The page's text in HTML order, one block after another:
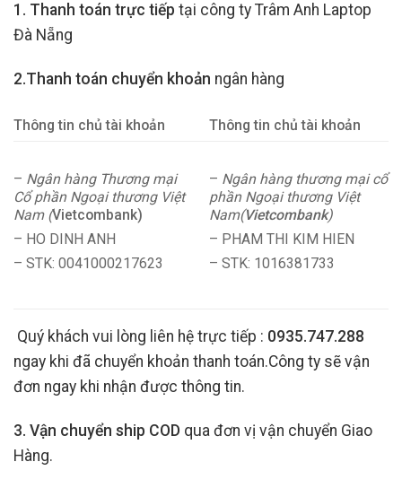
1. Thanh toán trực tiếp tại công ty Trâm Anh Laptop
Đà Nẵng
2.Thanh toán chuyển khoản ngân hàng
Thông tin chủ tài khoản Thông tin chủ tài khoản
– Ngân hàng Thương mại
Cổ phần Ngoại thương Việt
Nam (Vietcombank)
– HO DINH ANH
– STK: 0041000217623
– Ngân hàng thương mại cổ
phần Ngoại thương Việt
Nam(Vietcombank)
– PHAM THI KIM HIEN
– STK: 1016381733
Quý khách vui lòng liên hệ trực tiếp : 0935.747.288
ngay khi đã chuyển khoản thanh toán.Công ty sẽ vận
đơn ngay khi nhận được thông tin.
3. Vận chuyển ship COD qua đơn vị vận chuyển Giao
Hàng.